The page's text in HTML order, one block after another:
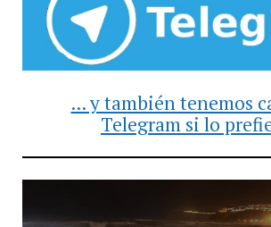
... y también tenemos
Telegram si lo